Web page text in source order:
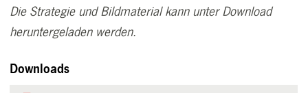
Die Strategie und Bildmaterial kann unter Download
heruntergeladen werden.
Downloads